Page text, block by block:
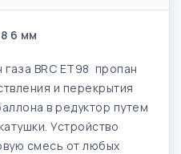
6 мм
BRC ET98 пропан
и перекрытия
в редуктор путем
Устройство
смесь от любых